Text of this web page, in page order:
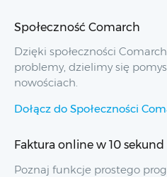
Społeczność Comarch
Dzięki społeczności
problemy, dzielimy się
nowościach.
Dołącz do Społeczności
Faktura online w 10 sekund
Poznaj funkcje prostego